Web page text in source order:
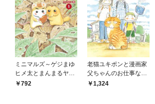
ミニマルズ～ゲジまゆ
ヒメ太とまんまるヤマ
ネが春を行く～（１）
792
老猫ユキポンと漫画家
父ちゃんのお仕事なし
（１）
1,324